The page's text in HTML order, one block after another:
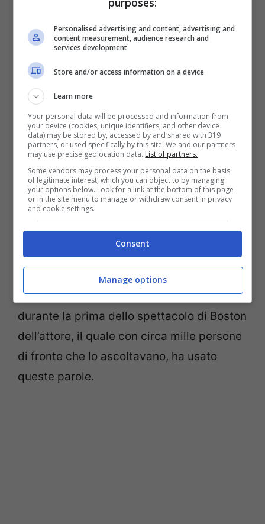
Chris Rock (foto Instagram)
SeWill Smith, con un pubblico mea culpa,
ha sfruttato i social
messaggio di scuse ufficiali, anche a
Chris
Rockin primis, l’altro invece non si era
ancora espresso.
Il primo attesissimo commento è arrivato
durante la prima dello spettacolo di Boston
dell’attore, il quale con circa mille persone
di fronte che lo ascoltavano, ha usato
queste parole.
Personalised advertising and content, advertising and
content measurement, audience research and
services development
Store and/or access information on a device
Learn more
Your personal data will be processed and information from
your device (cookies, unique identifiers, and other device
data) may be stored by, accessed by and shared with 319
partners, or used specifically by this site. We and our partners
may use precise geolocation data. List of partners.
Some vendors may process your personal data on the basis
of legitimate interest, which you can object to by managing
your options below. Look for a link at the bottom of this page
or in the site menu to manage or withdraw consent in privacy
and cookie settings.
Consent
Manage options